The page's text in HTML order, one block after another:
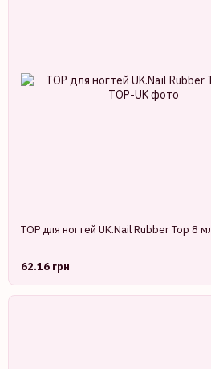
TOP для ногтей UK.Nail Rubber Top 8
62.16 грн